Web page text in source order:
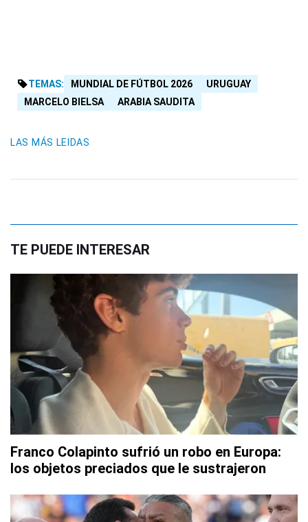
TEMAS: MUNDIAL DE FÚTBOL 2026
URUGUAY
MARCELO BIELSA
ARABIA SAUDITA
LAS MÁS LEIDAS
TE PUEDE INTERESAR
Franco Colapinto sufrió un robo en Europa:
los objetos preciados que le sustrajeron